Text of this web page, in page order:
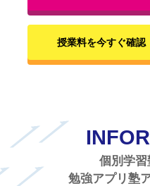
授業料を今すぐ確認
個別学習
勉強アプリ塾